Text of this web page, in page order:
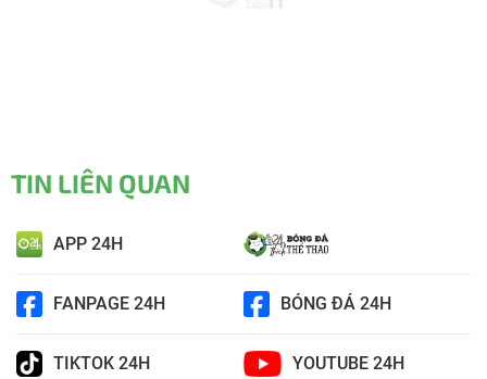
TIN LIÊN QUAN
APP 24H
FANPAGE 24H BÓNG ĐÁ 24H
TIKTOK 24H YOUTUBE 24H